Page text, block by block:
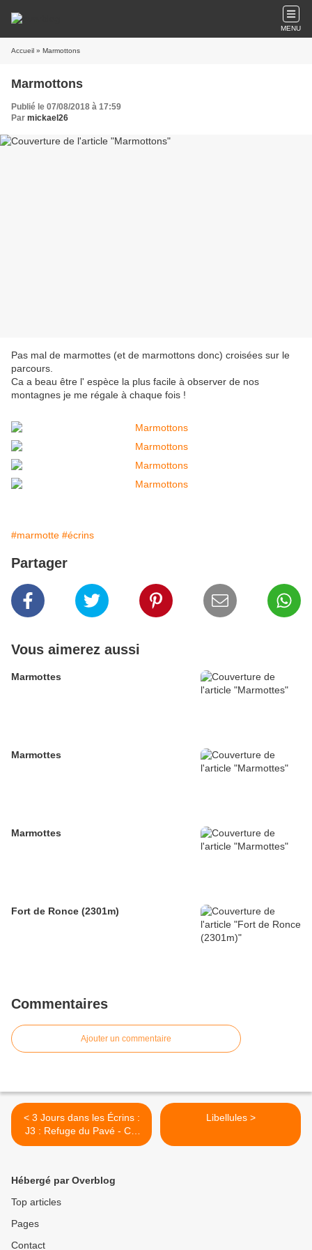
MENU
Accueil » Marmottons
Marmottons
Publié le 07/08/2018 à 17:59
Par mickael26
Pas mal de marmottes (et de marmottons donc) croisées sur le
parcours.
Ca a beau être l' espèce la plus facile à observer de nos
montagnes je me régale à chaque fois !
#marmotte #écrins
Partager
Vous aimerez aussi
Marmottes
Marmottes
Marmottes
Fort de Ronce (2301m)
Commentaires
Ajouter un commentaire
< 3 Jours dans les Écrins :
J3 : Refuge du Pavé - Col
du Lautaret
Libellules >
Hébergé par Overblog
Top articles
Pages
Contact